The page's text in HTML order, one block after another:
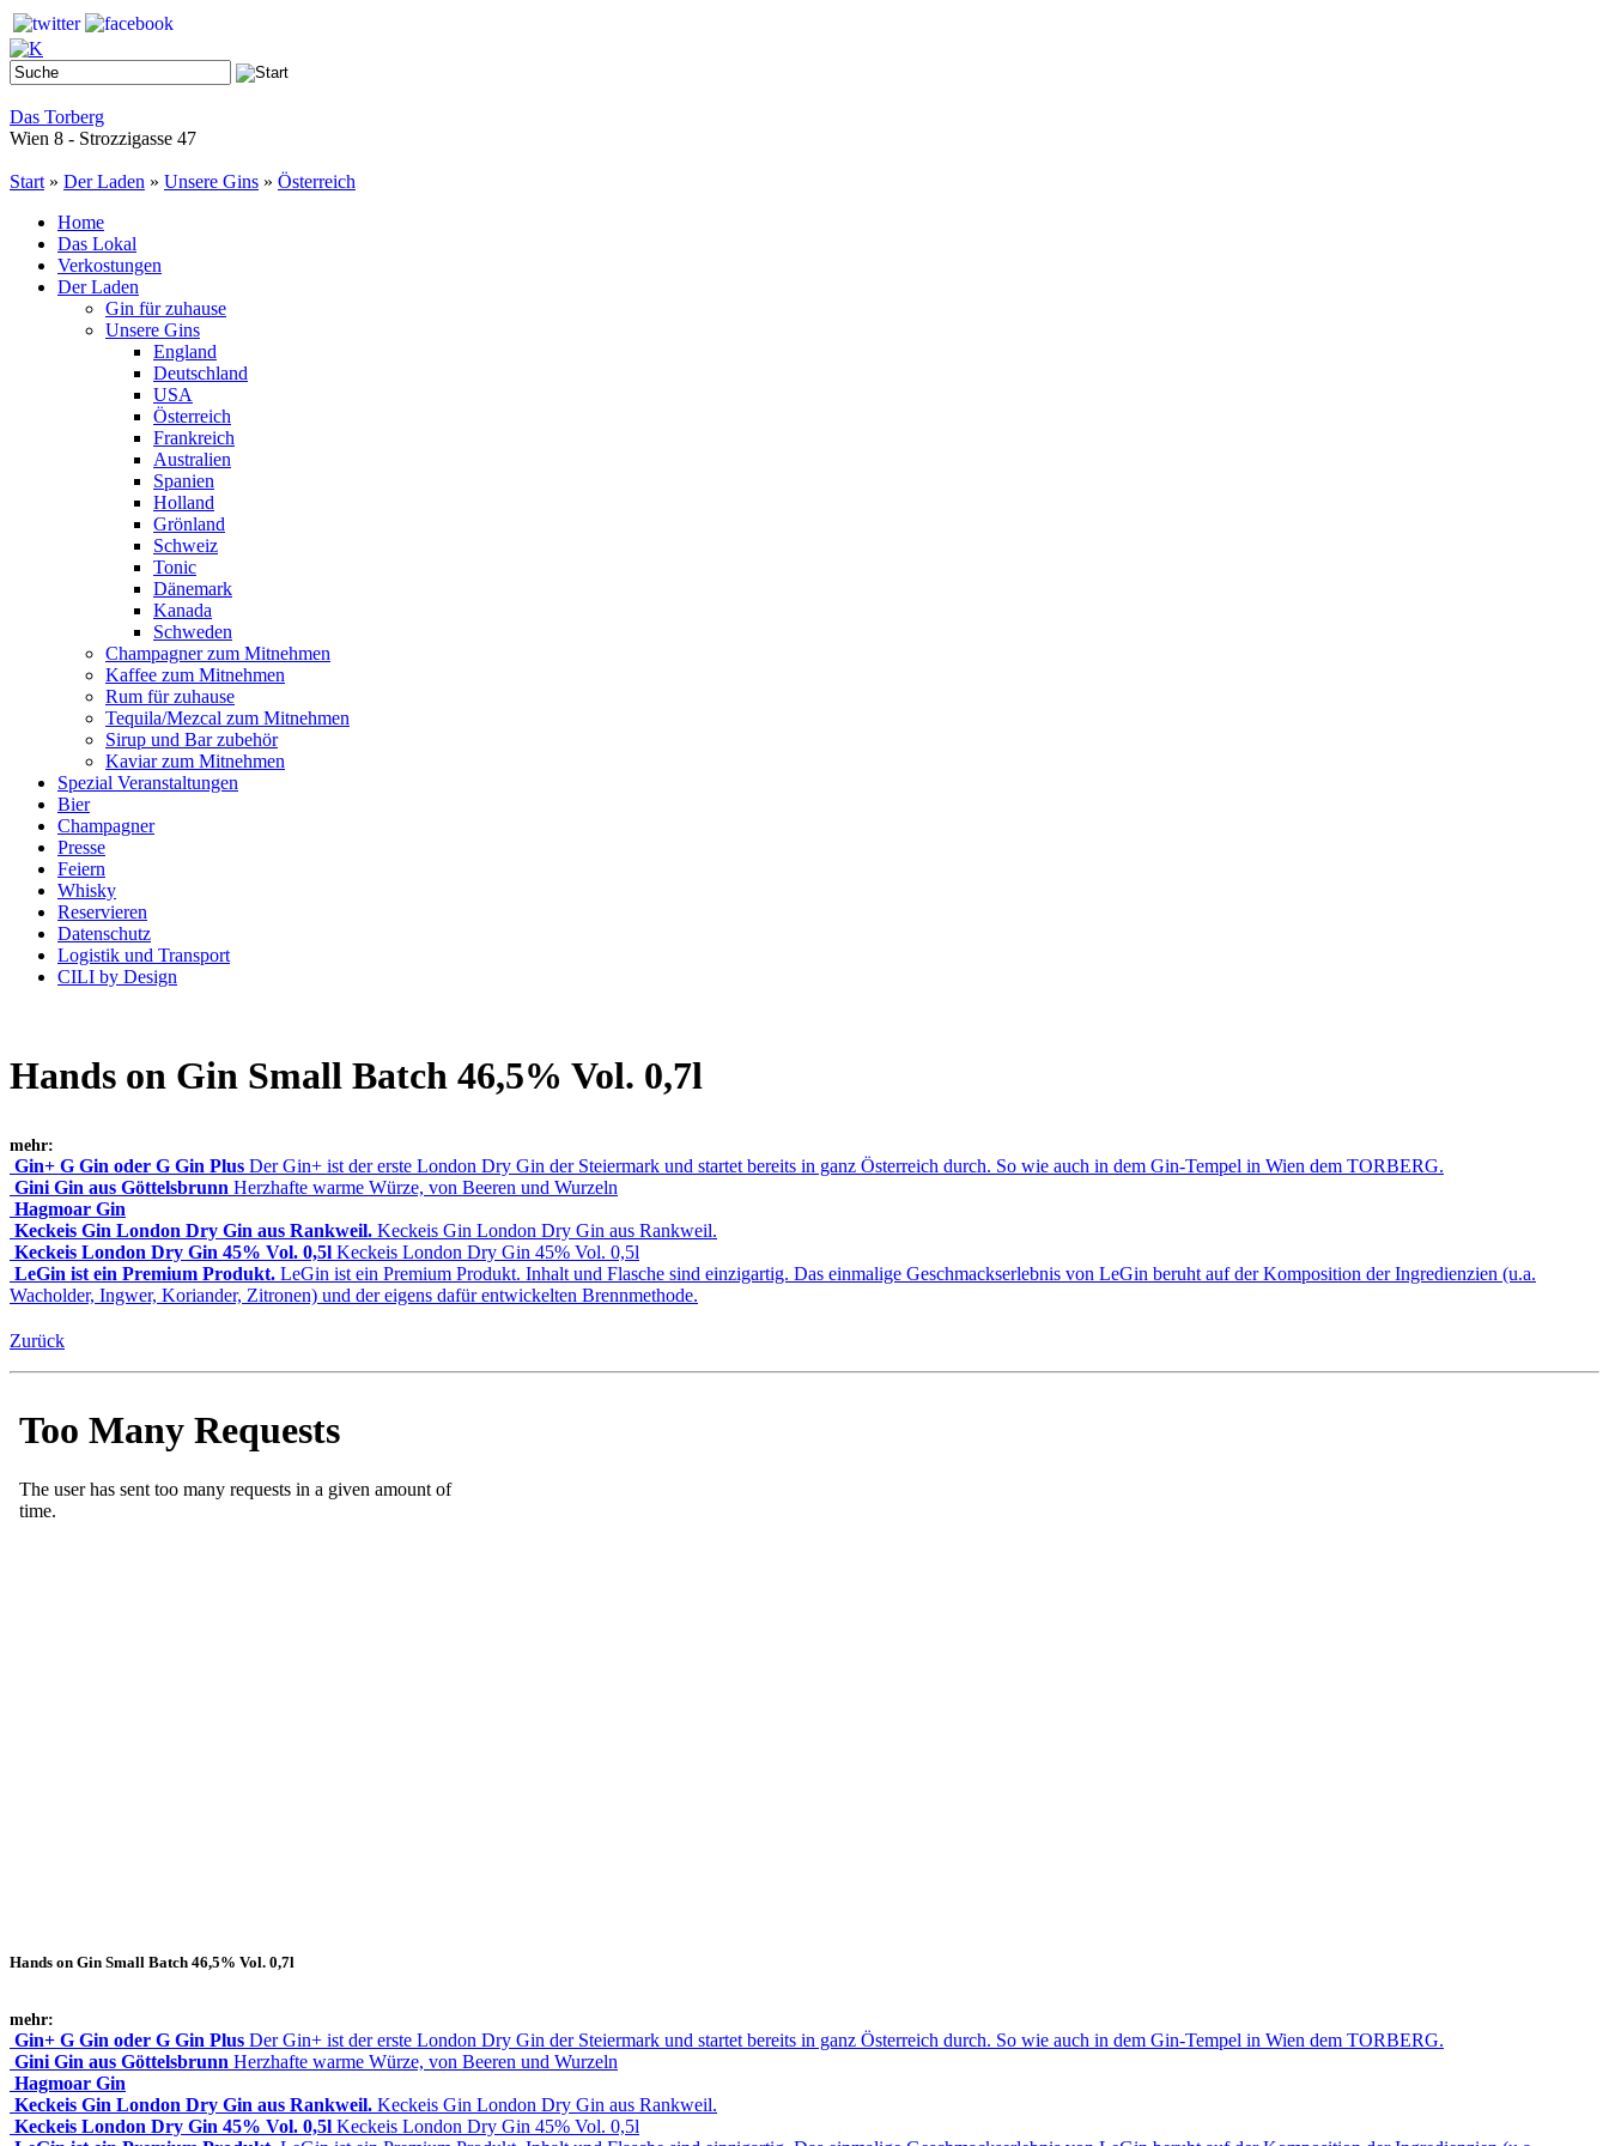
Das Torberg
Wien 8 - Strozzigasse 47
Start » Der Laden » Unsere Gins » Österreich
Home
Das Lokal
Verkostungen
Der Laden
Gin für zuhause
Unsere Gins
England
Deutschland
USA
Österreich
Frankreich
Australien
Spanien
Holland
Grönland
Schweiz
Tonic
Dänemark
Kanada
Schweden
Champagner zum Mitnehmen
Kaffee zum Mitnehmen
Rum für zuhause
Tequila/Mezcal zum Mitnehmen
Sirup und Bar zubehör
Kaviar zum Mitnehmen
Spezial Veranstaltungen
Bier
Champagner
Presse
Feiern
Whisky
Reservieren
Datenschutz
Logistik und Transport
CILI by Design
Hands on Gin Small Batch 46,5% Vol. 0,7l
mehr:
Gin+ G Gin oder G Gin Plus Der Gin+ ist der erste London Dry Gin der Steiermark und startet bereits in ganz Österreich durch. So wie auch in dem Gin-Tempel in Wien dem TORBERG.
Gini Gin aus Göttelsbrunn Herzhafte warme Würze, von Beeren und Wurzeln
Hagmoar Gin
Keckeis Gin London Dry Gin aus Rankweil. Keckeis Gin London Dry Gin aus Rankweil.
Keckeis London Dry Gin 45% Vol. 0,5l Keckeis London Dry Gin 45% Vol. 0,5l
LeGin ist ein Premium Produkt. LeGin ist ein Premium Produkt. Inhalt und Flasche sind einzigartig. Das einmalige Geschmackserlebnis von LeGin beruht auf der Komposition der Ingredienzien (u.a.
Wacholder, Ingwer, Koriander, Zitronen) und der eigens dafür entwickelten Brennmethode.
Zurück
Hands on Gin Small Batch 46,5% Vol. 0,7l
mehr:
Gin+ G Gin oder G Gin Plus Der Gin+ ist der erste London Dry Gin der Steiermark und startet bereits in ganz Österreich durch. So wie auch in dem Gin-Tempel in Wien dem TORBERG.
Gini Gin aus Göttelsbrunn Herzhafte warme Würze, von Beeren und Wurzeln
Hagmoar Gin
Keckeis Gin London Dry Gin aus Rankweil. Keckeis Gin London Dry Gin aus Rankweil.
Keckeis London Dry Gin 45% Vol. 0,5l Keckeis London Dry Gin 45% Vol. 0,5l